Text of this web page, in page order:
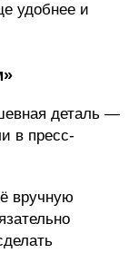
удобнее и
деталь —
в пресс-
вручную